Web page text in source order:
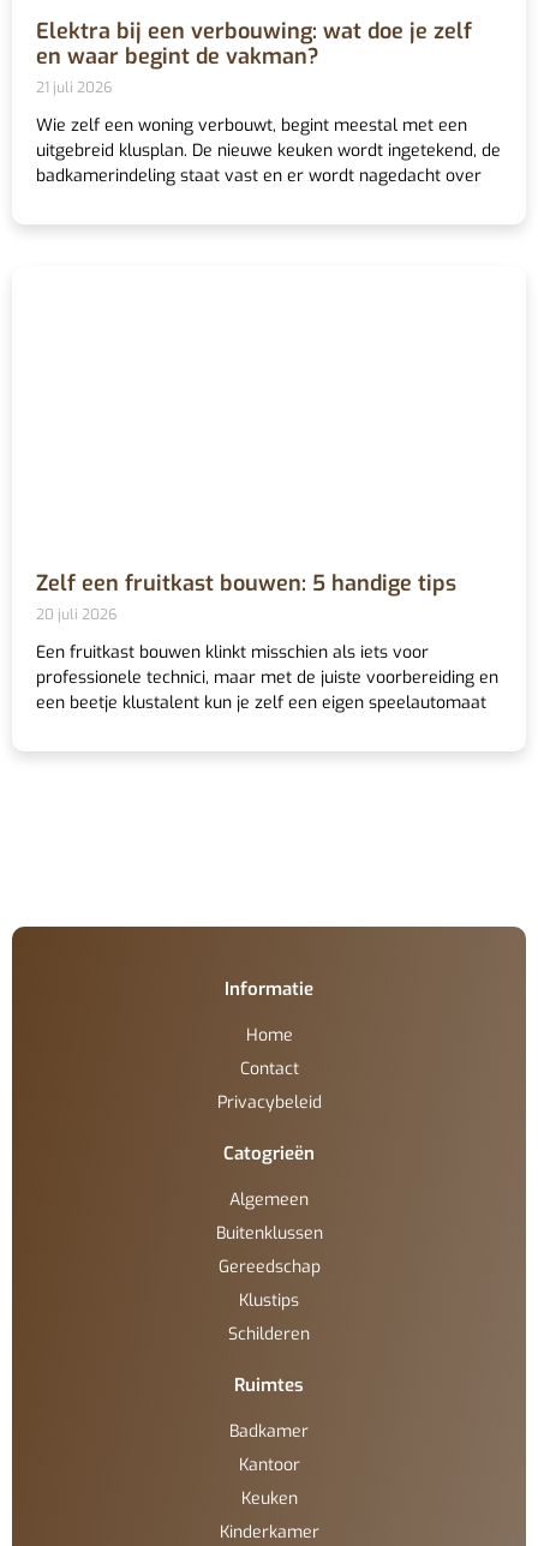
Elektra bij een verbouwing: wat doe je zelf
en waar begint de vakman?
21 juli 2026
Wie zelf een woning verbouwt, begint meestal met een
uitgebreid klusplan. De nieuwe keuken wordt ingetekend, de
badkamerindeling staat vast en er wordt nagedacht over
Zelf een fruitkast bouwen: 5 handige tips
20 juli 2026
Een fruitkast bouwen klinkt misschien als iets voor
professionele technici, maar met de juiste voorbereiding en
een beetje klustalent kun je zelf een eigen speelautomaat
Informatie
Home
Contact
Privacybeleid
Catogrieën
Algemeen
Buitenklussen
Gereedschap
Klustips
Schilderen
Ruimtes
Badkamer
Kantoor
Keuken
Kinderkamer